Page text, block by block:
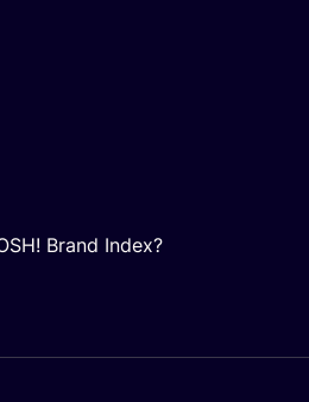
Brand Index?